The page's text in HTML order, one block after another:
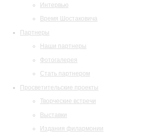
Интервью
Время Шостаковича
Партнеры
Наши партнеры
Фотогалерея
Стать партнером
Просветительские проекты
Творческие встречи
Выставки
Издания филармонии